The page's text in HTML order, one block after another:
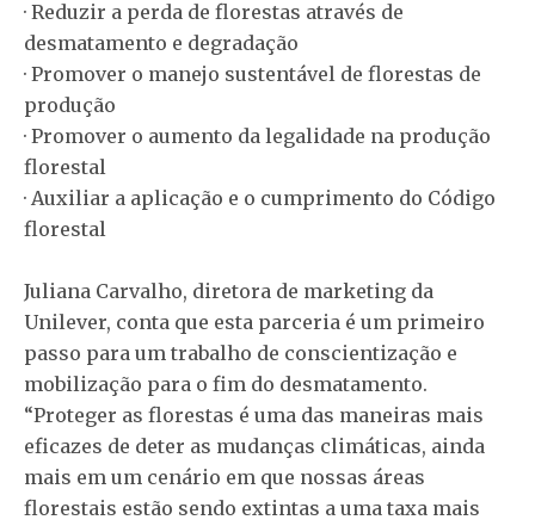
· Reduzir a perda de florestas através de
desmatamento e degradação
· Promover o manejo sustentável de florestas de
produção
· Promover o aumento da legalidade na produção
florestal
· Auxiliar a aplicação e o cumprimento do Código
florestal
Juliana Carvalho, diretora de marketing da
Unilever, conta que esta parceria é um primeiro
passo para um trabalho de conscientização e
mobilização para o fim do desmatamento.
“Proteger as florestas é uma das maneiras mais
eficazes de deter as mudanças climáticas, ainda
mais em um cenário em que nossas áreas
florestais estão sendo extintas a uma taxa mais